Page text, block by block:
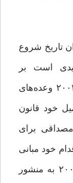
۲۰۱۱ به عنوان تاریخ شروع
است بر
تاریخی که ملک حمد آل‌خلیفه در ۲۰۰۲ وعده‌های
خود قانون
برای
خود مبانی
دموکراسی را که ملت در سال ۲۰۰۱ به منشور